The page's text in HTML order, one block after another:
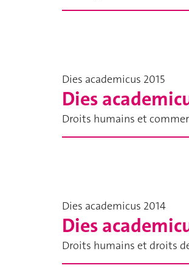
Dies academicus 2015
Dies
Droits humains et
Dies academicus 2014
Dies
Droits humains et droits